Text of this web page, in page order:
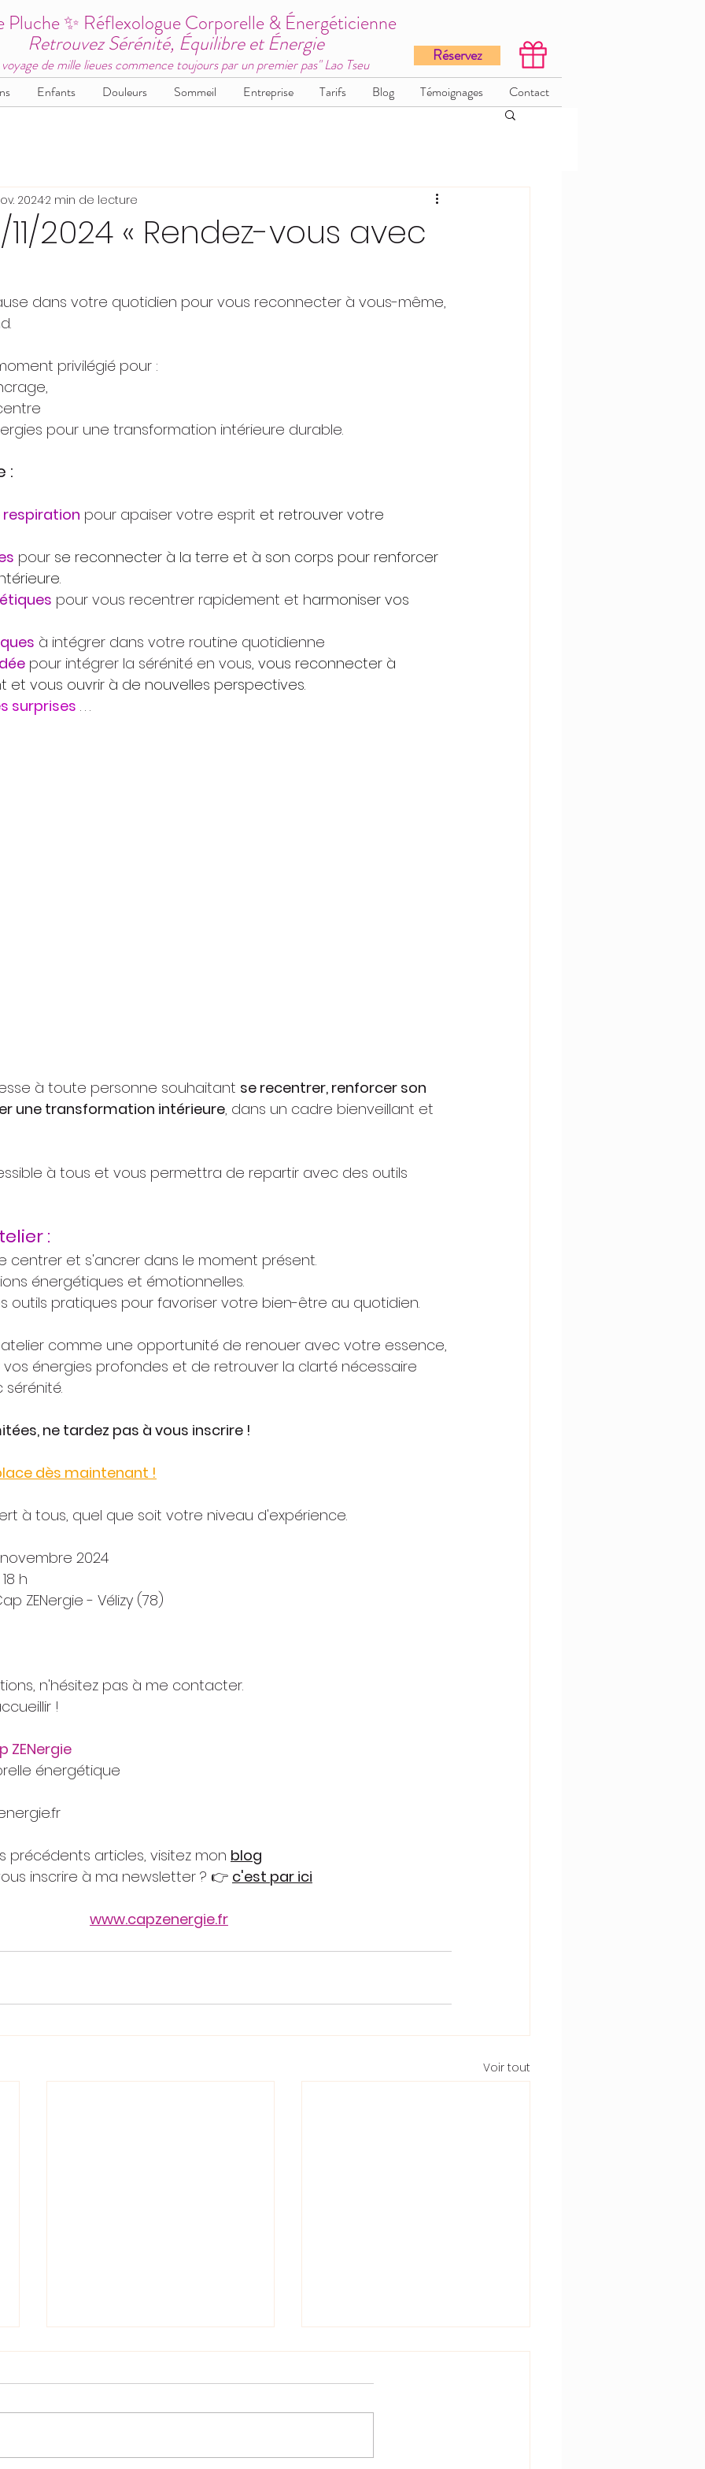
Pluche ✨ Réflexologue Corporelle & Énergéticienne
Retrouvez Sérénité, Équilibre et Énergie
de mille lieues commence toujours par un premier pas" Lao Tseu Réservez
Enfants Douleurs Sommeil Entreprise Tarifs Blog Témoignages Contact
11/2024 « Rendez-vous avec
20242 min de lecture
dans votre quotidien pour vous reconnecter à vous-même,
privilégié pour :
pour une transformation intérieure durable.
:
respiration pour apaiser votre esprit et retrouver votre
pour se reconnecter à la terre et à son corps pour renforcer
pour vous recentrer rapidement et harmoniser vos
à intégrer dans votre routine quotidienne
pour intégrer la sérénité en vous, vous reconnecter à
et vous ouvrir à de nouvelles perspectives.
surprises . . .
à toute personne souhaitant se recentrer, renforcer son
une transformation intérieure, dans un cadre bienveillant et
à tous et vous permettra de repartir avec des outils
:
centrer et s'ancrer dans le moment présent.
énergétiques et émotionnelles.
outils pratiques pour favoriser votre bien-être au quotidien.
atelier comme une opportunité de renouer avec votre essence,
vos énergies profondes et de retrouver la clarté nécessaire
ne tardez pas à vous inscrire !
dès maintenant !
à tous, quel que soit votre niveau d'expérience.​​​
2024
h
Cap ZENergie - Vélizy (78)
n'hésitez pas à me contacter.
!
ZENergie
énergétique
précédents articles, visitez mon blog
inscrire à ma newsletter ? 👉 c'est par ici
www.capzenergie.fr
Voir tout